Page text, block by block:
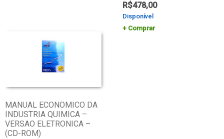
R$478,00
Disponível
Comprar
MANUAL ECONOMICO DA
INDUSTRIA QUIMICA –
VERSAO ELETRONICA –
(CD-ROM)